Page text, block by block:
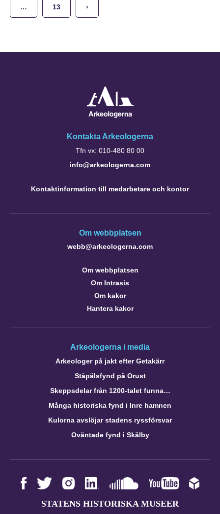
… 13 ›
Kontakta Arkeologerna
Tfn vx: 010-480 80 00
info@arkeologerna.com
Kontaktinformation till medarbetare och kontor
Om webbplatsen
webb@arkeologerna.com
Om webbplatsen
Om Intrasis
Om kakor
Hantera kakor
Arkeologerna i media
Arkeologer på jakt efter Getakärr
Ståpälsfynd på Orust
Skeppsdelar från 1200-talet funna…
Många historiska fynd i Inre hamnen
Kulorna avslöjar stadens ryssförsvar
Oväntade fynd i Skälby
STATENS HISTORISKA MUSEER